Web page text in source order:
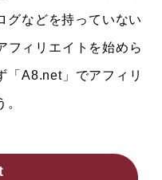
グなどを持っていない
フィリエイトを始めら
「A8.net」でアフィリ